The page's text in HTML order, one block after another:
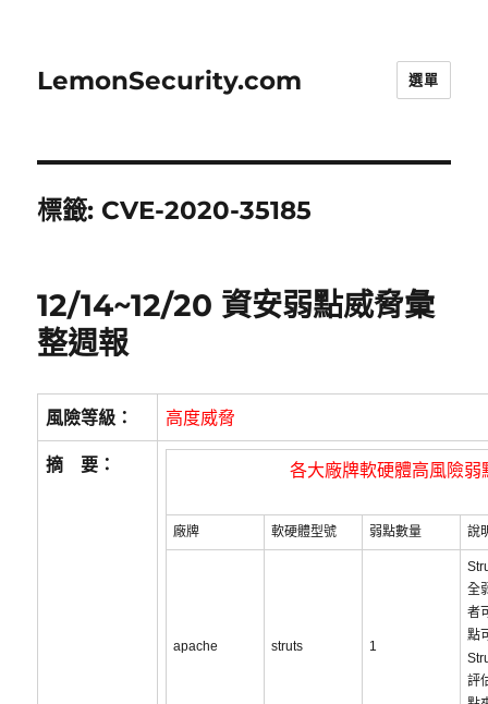
LemonSecurity.com 選單
標籤: CVE-2020-35185
12/14~12/20 資安弱點威脅彙
整週報
風險等級： 高度威脅
摘 要： 各大廠牌軟硬體高風險弱
廠牌 軟硬體型號 弱點數量 說
apache struts 1
全
者
點
評